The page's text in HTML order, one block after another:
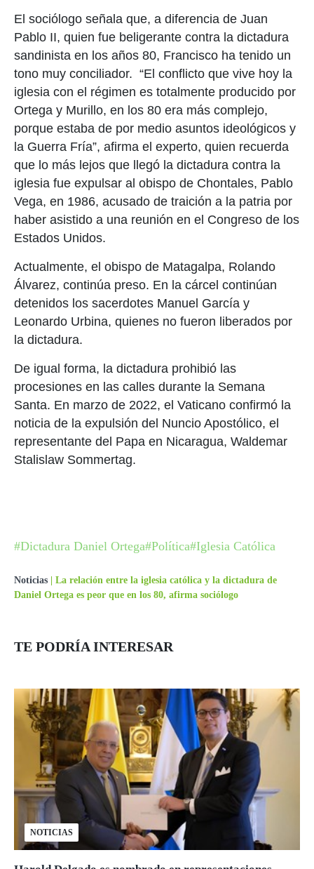
El sociólogo señala que, a diferencia de Juan
Pablo II, quien fue beligerante contra la dictadura
sandinista en los años 80, Francisco ha tenido un
tono muy conciliador. “El conflicto que vive hoy la
iglesia con el régimen es totalmente producido por
Ortega y Murillo, en los 80 era más complejo,
porque estaba de por medio asuntos ideológicos y
la Guerra Fría”, afirma el experto, quien recuerda
que lo más lejos que llegó la dictadura contra la
iglesia fue expulsar al obispo de Chontales, Pablo
Vega, en 1986, acusado de traición a la patria por
haber asistido a una reunión en el Congreso de los
Estados Unidos.
Actualmente, el obispo de Matagalpa, Rolando
Álvarez, continúa preso. En la cárcel continúan
detenidos los sacerdotes Manuel García y
Leonardo Urbina, quienes no fueron liberados por
la dictadura.
De igual forma, la dictadura prohibió las
procesiones en las calles durante la Semana
Santa. En marzo de 2022, el Vaticano confirmó la
noticia de la expulsión del Nuncio Apostólico, el
representante del Papa en Nicaragua, Waldemar
Stalislaw Sommertag.
#Dictadura Daniel Ortega#Política#Iglesia Católica
Noticias
La relación entre la iglesia católica y la dictadura de
Daniel Ortega es peor que en los 80, afirma sociólogo
TE PODRÍA INTERESAR
NOTICIAS